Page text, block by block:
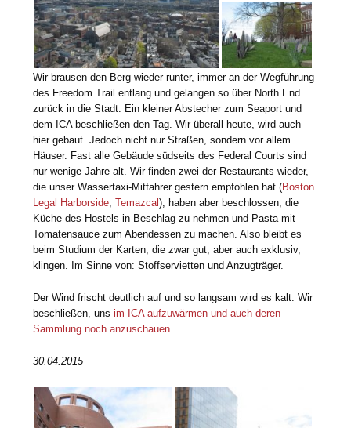
Wir brausen den Berg wieder runter, immer an der Wegführung
des Freedom Trail entlang und gelangen so über North End
zurück in die Stadt. Ein kleiner Abstecher zum Seaport und
dem ICA beschließen den Tag. Wir überall heute, wird auch
hier gebaut. Jedoch nicht nur Straßen, sondern vor allem
Häuser. Fast alle Gebäude südseits des Federal Courts sind
nur wenige Jahre alt. Wir finden zwei der Restaurants wieder,
die unser Wassertaxi-Mitfahrer gestern empfohlen hat (Boston
Legal Harborside ,Temazcal), haben aber beschlossen, die
Küche des Hostels in Beschlag zu nehmen und Pasta mit
Tomatensauce zum Abendessen zu machen. Also bleibt es
beim Studium der Karten, die zwar gut, aber auch exklusiv,
klingen. Im Sinne von: Stoffservietten und Anzugträger.
Der Wind frischt deutlich auf und so langsam wird es kalt. Wir
beschließen, unsim ICA aufzuwärmen und auch deren
Sammlung noch anzuschauen
30.04.2015